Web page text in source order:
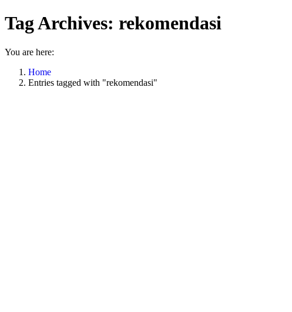
Tag Archives: rekomendasi
You are here:
Home
Entries tagged with "rekomendasi"